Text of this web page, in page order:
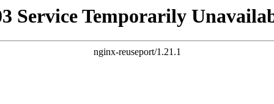
Service Temporarily
nginx-reuseport/1.21.1